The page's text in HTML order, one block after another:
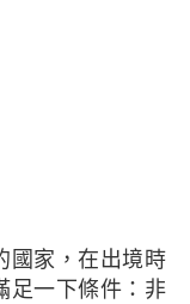
足一下條件：非